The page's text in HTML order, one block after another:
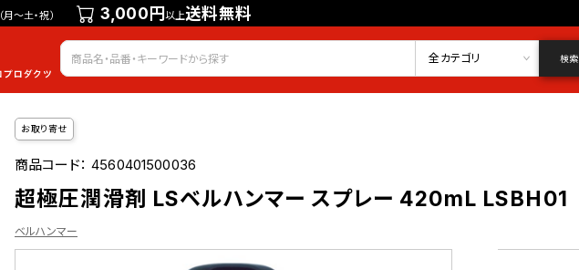
（月～土・祝） 3,000円以上送料無料
会員登録 ログイン お気に入り
全カテゴリ 検索
お取り寄せ
商品コード：4560401500036
超極圧潤滑剤 LSベルハンマー スプレー 420mL LSBH01
ベルハンマー